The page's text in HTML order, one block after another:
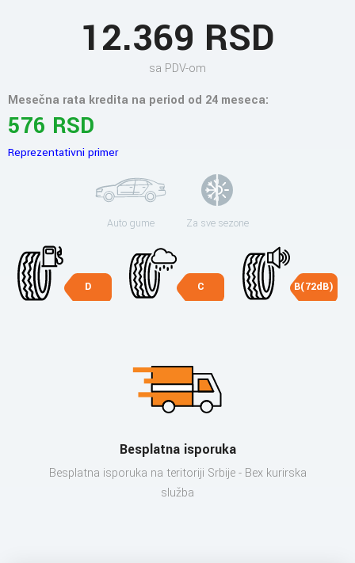
12.369 RSD
sa PDV-om
Mesečna rata kredita na period od 24 meseca:
576 RSD
Reprezentativni primer
Auto gume Za sve sezone
D C B(72dB)
Besplatna isporuka
Besplatna isporuka na teritoriji Srbije - Bex kurirska
služba